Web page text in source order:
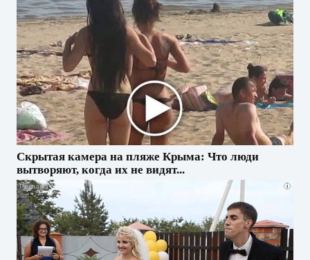
Скрытая камера на пляже Крыма: Что люди
вытворяют, когда их не видят...
i